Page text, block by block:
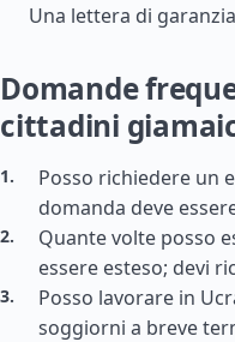
Una lettera di
Domande
cittadini
Posso richiedere un
domanda deve
Quante volte posso
essere esteso; devi
Posso lavorare in
soggiorni a breve